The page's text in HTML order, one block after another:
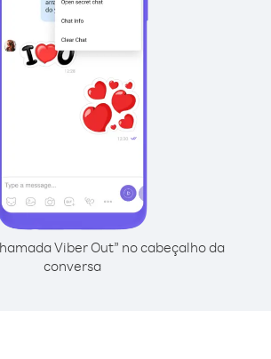
Viber Out” no cabeçalho da
conversa